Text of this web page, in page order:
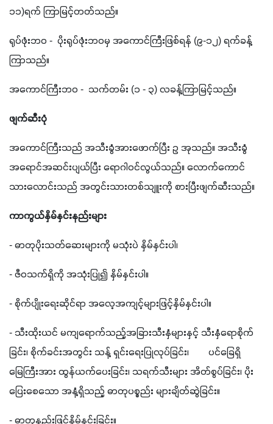
၁၁)ရက် ကြာမြင့်တတ်သည်။
ရုပ်ဖုံးဘဝ -  ပိုးရုပ်ဖုံးဘဝမှ အကောင်ကြီးဖြစ်ရန် (၉-၁၂) ရက်ခန့်
ကြာသည်။
အကောင်ကြီးဘဝ -  သက်တမ်း (၁ - ၃) လခန့်ကြာမြင့်သည်။
ဖျက်ဆီးပုံ
အကောင်ကြီးသည် အသီးခွံအားဖောက်ပြီး ဥ အုသည်။ အသီးခွံ
အရောင်အဆင်းပျယ်ပြီး ရောဂါဝင်လွယ်သည်။ လောက်ကောင်
သားလောင်းသည် အတွင်းသားတစ်သျူးကို စားပြီးဖျက်ဆီးသည်။
ကာကွယ်နှိမ်နှင်းနည်းများ
- ဓာတုပိုးသတ်ဆေးများကို မသုံးပဲ နှိမ်နှင်းပါ၊
- ဇီဝသက်ရှိကို အသုံးပြု၍ နှိမ်နှင်းပါ။
- စိုက်ပျိုးရေးဆိုင်ရာ အလေ့အကျင့်များဖြင့်နှိမ်နှင်းပါ။
- သီးထိုးယင် မကျရောက်သည့်အခြားသီးနှံများနှင့် သီးနှံရောစိုက်
ခြင်း၊ စိုက်ခင်းအတွင်း သန့် ရှင်းရေးပြုလုပ်ခြင်း၊        ပင်ခြေရှိ
မြေကြီးအား ထွန်ယက်ပေးခြင်း၊ သရက်သီးများ အိတ်စွပ်ခြင်း၊ ပိုး
ပြေးစေသော အနံ့ရှိသည့် ဓာတုပစ္စည်း များချိတ်ဆွဲခြင်း။
- ဓာတုနည်းဖြင့်နှိမ်နှင်းခြင်း။